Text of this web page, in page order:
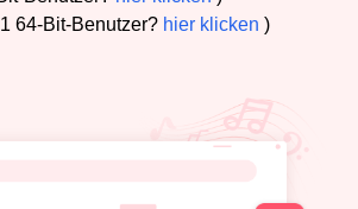
64-Bit-Benutzer? hier klicken )